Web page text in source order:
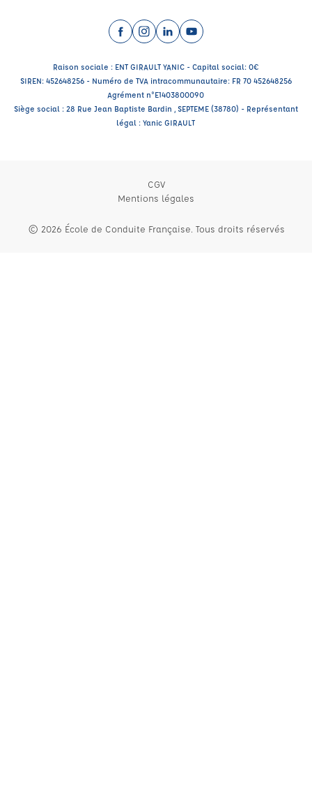
Facebook (nouvelle fenêtre)
Instagram (nouvelle fenêtre)
LinkedIn (nouvelle fenêtre)
YouTube (nouvelle
Raison sociale : ENT GIRAULT YANIC - Capital social: 0€
SIREN: 452648256 - Numéro de TVA intracommunautaire: FR 70 452648256
Agrément n°E1403800090
Siège social : 28 Rue Jean Baptiste Bardin , SEPTEME (38780) - Représentant
légal : Yanic GIRAULT
CGV
Mentions légales
© 2026 École de Conduite Française. Tous droits réservés